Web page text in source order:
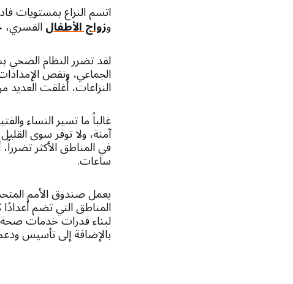
اتسم النزاع بمستويات
وزواج الأطفالالقسري،
لقد تضرر النظام الصحي
الجماعي، ونقص
النزاعات، أُغلقت العديد
غالباً ما تسير النساء
آمنة، ولا توفر سوى
في المناطق الأكثر
ساعات.
يعمل صندوق الأمم
المناطق التي تضم
لبناء قدرات خدمات صحة
بالإضافة إلى تأسيس